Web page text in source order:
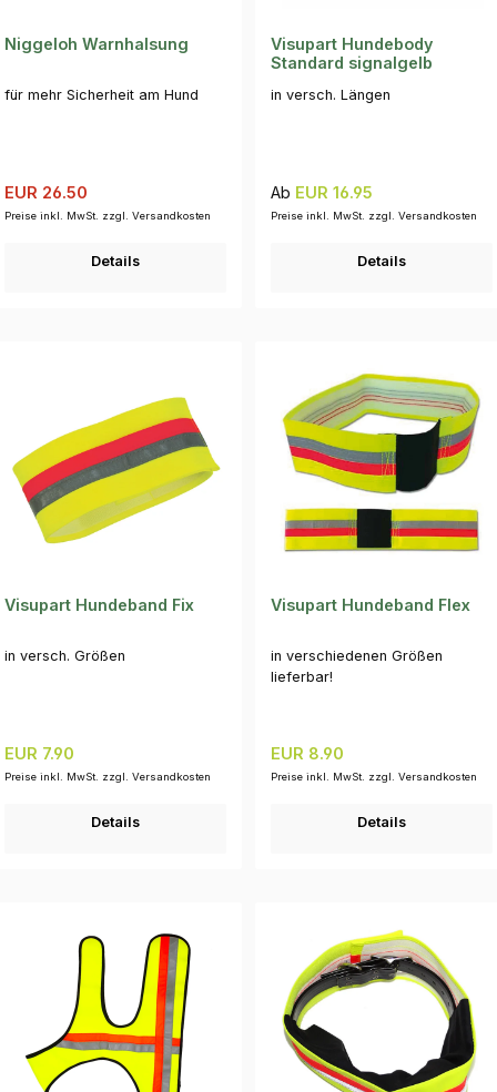
Niggeloh Warnhalsung
für mehr Sicherheit am Hund
Verkaufspreis:
EUR 26.50
Preise inkl. MwSt. zzgl. Versandkosten
Details
Visupart Hundebody
Standard signalgelb
in versch. Längen
Regulärer Preis:
Ab EUR 16.95
Preise inkl. MwSt. zzgl. Versandkosten
Details
Visupart Hundeband Fix
in versch. Größen
Regulärer Preis:
EUR 7.90
Preise inkl. MwSt. zzgl. Versandkosten
Details
Visupart Hundeband Flex
in verschiedenen Größen
lieferbar!
Regulärer Preis:
EUR 8.90
Preise inkl. MwSt. zzgl. Versandkosten
Details